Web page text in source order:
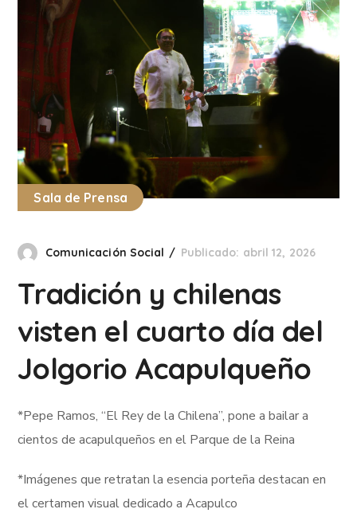
Sala de Prensa
Comunicación Social Publicado: abril 12, 2026
Tradición y chilenas
visten el cuarto día del
Jolgorio Acapulqueño
*Pepe Ramos, “El Rey de la Chilena”, pone a bailar a
cientos de acapulqueños en el Parque de la Reina
*Imágenes que retratan la esencia porteña destacan en
el certamen visual dedicado a Acapulco